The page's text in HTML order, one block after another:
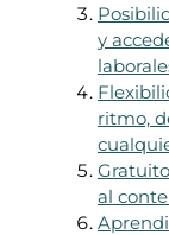
y
ritmo,
al